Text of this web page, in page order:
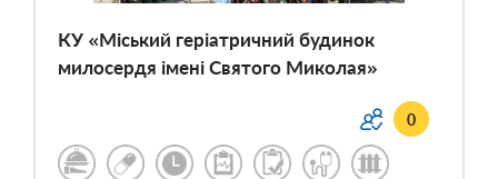
КУ «Міський геріатричний будинок
милосердя імені Святого Миколая»
0